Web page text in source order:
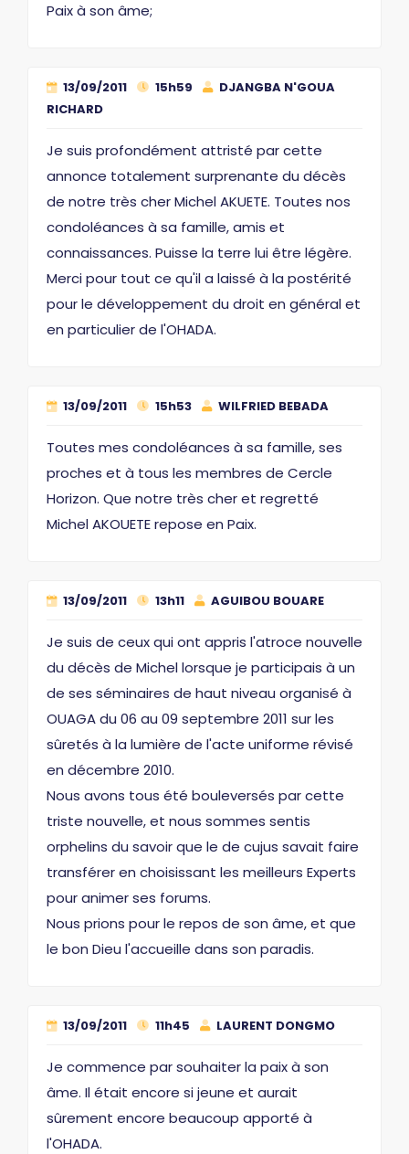
Paix à son âme;
13/09/2011 15h59
DJANGBA N'GOUA
RICHARD
Je suis profondément attristé par cette
annonce totalement surprenante du décès
de notre très cher Michel AKUETE. Toutes nos
condoléances à sa famille, amis et
connaissances. Puisse la terre lui être légère.
Merci pour tout ce qu'il a laissé à la postérité
pour le développement du droit en général et
en particulier de l'OHADA.
13/09/2011 15h53 WILFRIED BEBADA
Toutes mes condoléances à sa famille, ses
proches et à tous les membres de Cercle
Horizon. Que notre très cher et regretté
Michel AKOUETE repose en Paix.
13/09/2011 13h11 AGUIBOU BOUARE
Je suis de ceux qui ont appris l'atroce nouvelle
du décès de Michel lorsque je participais à un
de ses séminaires de haut niveau organisé à
OUAGA du 06 au 09 septembre 2011 sur les
sûretés à la lumière de l'acte uniforme révisé
en décembre 2010.
Nous avons tous été bouleversés par cette
triste nouvelle, et nous sommes sentis
orphelins du savoir que le de cujus savait faire
transférer en choisissant les meilleurs Experts
pour animer ses forums.
Nous prions pour le repos de son âme, et que
le bon Dieu l'accueille dans son paradis.
13/09/2011 11h45 LAURENT DONGMO
Je commence par souhaiter la paix à son
âme. Il était encore si jeune et aurait
sûrement encore beaucoup apporté à
l'OHADA.